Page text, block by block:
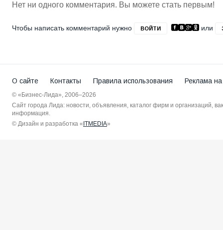
Нет ни одного комментария. Вы можете стать первым!
Чтобы написать комментарий нужно ВОЙТИ или
О сайте Контакты Правила использования Реклама
© «Бизнес-Лида», 2006–2026
Сайт города Лида: новости, объявления, каталог фирм и организаций,
информация.
© Дизайн и разработка « ITMEDIA»